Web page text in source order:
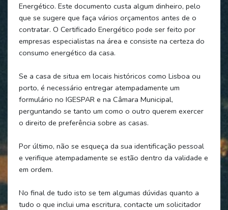
Energético. Este documento custa algum dinheiro, pelo
que se sugere que faça vários orçamentos antes de o
contratar. O Certificado Energético pode ser feito por
empresas especialistas na área e consiste na certeza do
consumo energético da casa.
Se a casa de situa em locais históricos como Lisboa ou
porto, é necessário entregar atempadamente um
formulário no IGESPAR e na Câmara Municipal,
perguntando se tanto um como o outro querem exercer
o direito de preferência sobre as casas.
Por último, não se esqueça da sua identificação pessoal
e verifique atempadamente se estão dentro da validade e
em ordem.
No final de tudo isto se tem algumas dúvidas quanto a
tudo o que inclui uma escritura, contacte um solicitador